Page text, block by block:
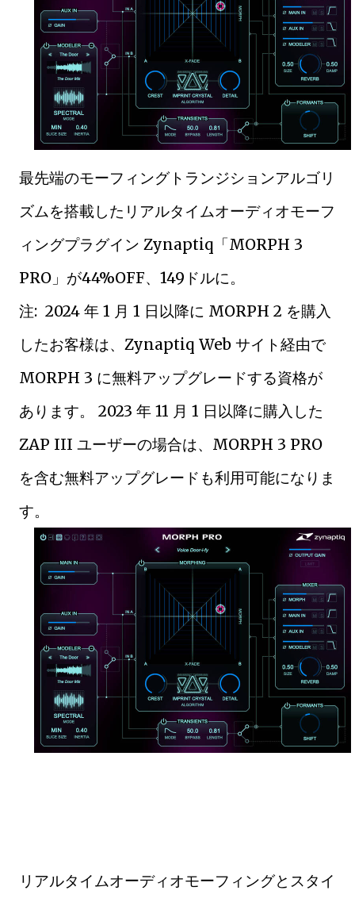
最先端のモーフィングトランジションアルゴリ
ズムを搭載したリアルタイムオーディオモーフ
ィングプラグイン Zynaptiq「MORPH 3
PRO」が44%OFF、149ドルに。
注: 2024 年 1 月 1 日以降に MORPH 2 を購入
したお客様は、Zynaptiq Web サイト経由で
MORPH 3 に無料アップグレードする資格が
あります。 2023 年 11 月 1 日以降に購入した
ZAP III ユーザーの場合は、MORPH 3 PRO
を含む無料アップグレードも利用可能になりま
す。
リアルタイムオーディオモーフィングとスタイ